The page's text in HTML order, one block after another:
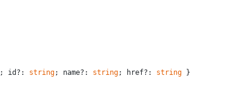
; id?: string; name?: string; href?: string }